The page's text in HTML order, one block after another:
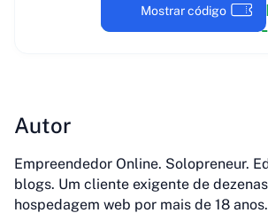
Mostrar código
Autor
Empreendedor Online. Solopreneur.
blogs. Um cliente exigente de
hospedagem web por mais de 18